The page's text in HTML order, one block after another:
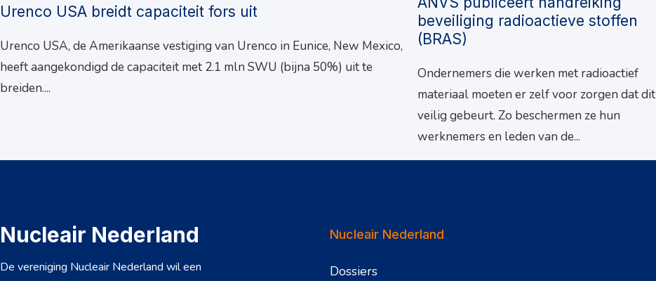
Urenco USA breidt capaciteit fors uit
Urenco USA, de Amerikaanse vestiging van Urenco in Eunice, New Mexico,
heeft aangekondigd de capaciteit met 2.1 mln SWU (bijna 50%) uit te
breiden....
beveiliging radioactieve stoffen
(BRAS)
Ondernemers die werken met radioactief
materiaal moeten er zelf voor zorgen dat dit
veilig gebeurt. Zo beschermen ze hun
werknemers en leden van de...
Nucleair Nederland
De vereniging Nucleair Nederland wil een
Nucleair Nederland
Dossiers